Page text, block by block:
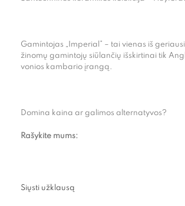
Gamintojas „Imperial” – tai vienas iš
žinomų gamintojų siūlančių išskirtinai tik
vonios kambario įrangą.
Domina kaina ar galimos alternatyvos?
Rašykite mums:
Siųsti užklausą